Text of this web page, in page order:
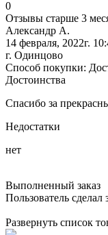
0
Отзывы старше 3
Александр А.
14 февраля, 2022г.
г. Одинцово
Способ покупки:
Достоинства
Спасибо за
Недостатки
нет
Выполненный заказ
Пользователь сделал
Развернуть список